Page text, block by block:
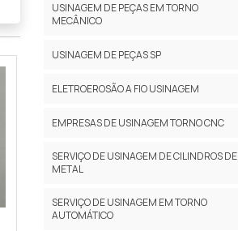
USINAGEM DE PEÇAS EM TORNO
MECÂNICO
USINAGEM DE PEÇAS SP
ELETROEROSÃO A FIO USINAGEM
EMPRESAS DE USINAGEM TORNO CNC
SERVIÇO DE USINAGEM DE CILINDROS DE
METAL
SERVIÇO DE USINAGEM EM TORNO
AUTOMÁTICO